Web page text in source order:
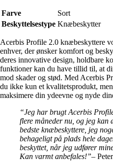
Farve
Sort
Beskyttelsestype Knæbeskytter
Acerbis Profile 2.0 knæbeskyttere
enhver, der ønsker komfort og
deres innovative design, holdbare
funktioner kan du have tillid til, at
mod skader og stød. Med Acerbis
du ikke kun et kvalitetsprodukt,
maksimere din ydeevne og nyde
“Jeg har brugt Acerbis
flere måneder nu, og jeg kan
bedste knæbeskyttere, jeg
behageligt på plads hele
beskyttet, når jeg udfører
Kan varmt anbefales!”–